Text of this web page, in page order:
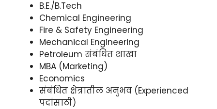
B.E./B.Tech
Chemical Engineering
Fire & Safety Engineering
Mechanical Engineering
Petroleum संबंधित शाखा
MBA (Marketing)
Economics
संबंधित क्षेत्रातील अनुभव (Experienced
पदांसाठी)